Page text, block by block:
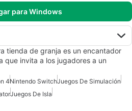
para Windows
tienda de granja es un encantador
que invita a los jugadores a un
4Nintendo SwitchJuegos De Simulación
Juegos De Isla